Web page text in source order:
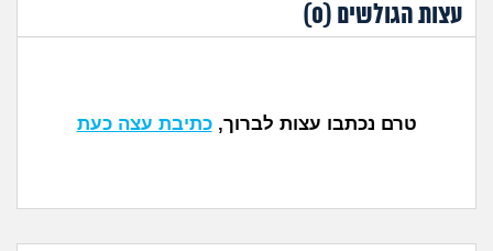
עצות הגולשים (0
)
טרם נכתבו עצות לברוך,כתיבת עצה כעת